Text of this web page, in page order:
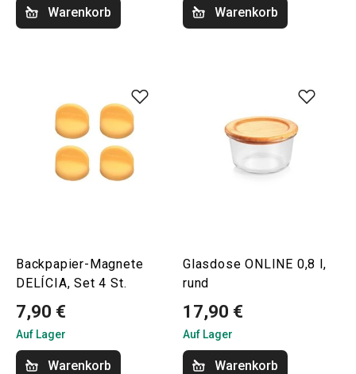
Warenkorb Warenkorb
Backpapier-Magnete
DELÍCIA, Set 4 St.
7,90 €
Auf Lager
Warenkorb
Glasdose ONLINE 0,8 l,
rund
17,90 €
Auf Lager
Warenkorb